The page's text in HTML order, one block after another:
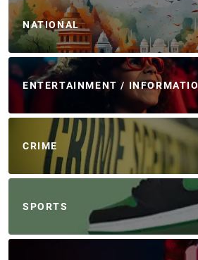
NATIONAL
ENTERTAINMENT /
CRIME
SPORTS